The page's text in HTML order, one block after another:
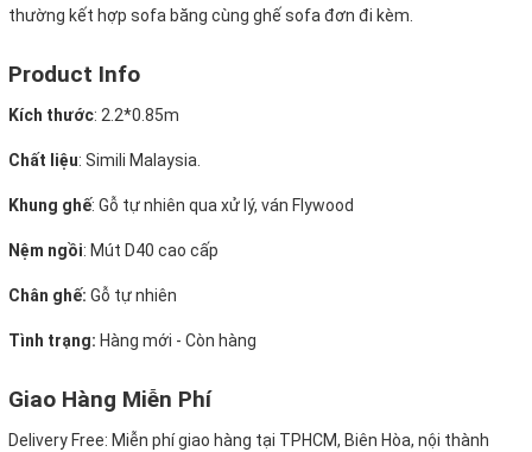
thường kết hợp sofa băng cùng ghế sofa đơn đi kèm.
Product Info
Kích thước: 2.2*0.85m
Chất liệu: Simili Malaysia.
Khung ghế: Gỗ tự nhiên qua xử lý, ván Flywood
Nệm ngồi: Mút D40 cao cấp
Chân ghế: Gỗ tự nhiên
Tình trạng: Hàng mới - Còn hàng
Giao Hàng Miễn Phí
Delivery Free: Miễn phí giao hàng tại TPHCM, Biên Hòa, nội thành